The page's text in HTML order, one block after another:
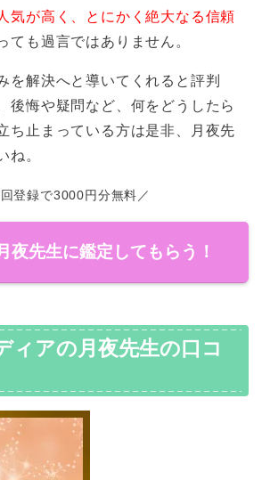
気が高く、とにかく絶大なる信頼
ても過言ではありません。
を解決へと導いてくれると評判
後悔や疑問など、何をどうしたら
ち止まっている方は是非、月夜先
ね。
登録で3000円分無料／
夜先生に鑑定してもらう！
ィアの月夜先生の口コ